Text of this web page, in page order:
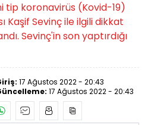
tip koronavirüs (Kovid-19)
Kaşif Sevinç ile ilgili dikkat
Sevinç'in son yaptırdığı
17 Ağustos 2022 - 20:43
17 Ağustos 2022 - 20:43